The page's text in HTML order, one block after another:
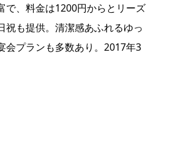
で、料金は1200円からとリーズ
祝も提供。清潔感あふれるゆっ
会プランも多数あり。2017年3